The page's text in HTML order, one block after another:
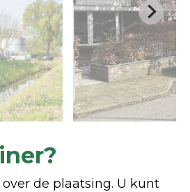
de plaatsing. U kunt